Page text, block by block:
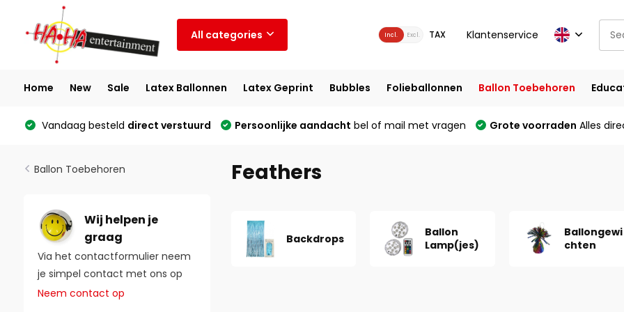
All categories Incl. Excl. TAX Klantenservice
Home New Sale Latex Ballonnen Latex Geprint Bubbles Folieballonnen Ballon Toebehoren
Vandaag besteld direct verstuurd Persoonlijke aandacht bel of mail met vragen Grote voorraden Alles
Ballon Toebehoren
Wij helpen je
graag
Via het contactformulier neem
je simpel contact met ons op
Neem contact op
Feathers
Backdrops
Ballon
Lamp(jes)
Ballongewi
chten